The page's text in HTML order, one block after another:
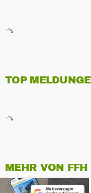
TOP
MEHR VON FFH